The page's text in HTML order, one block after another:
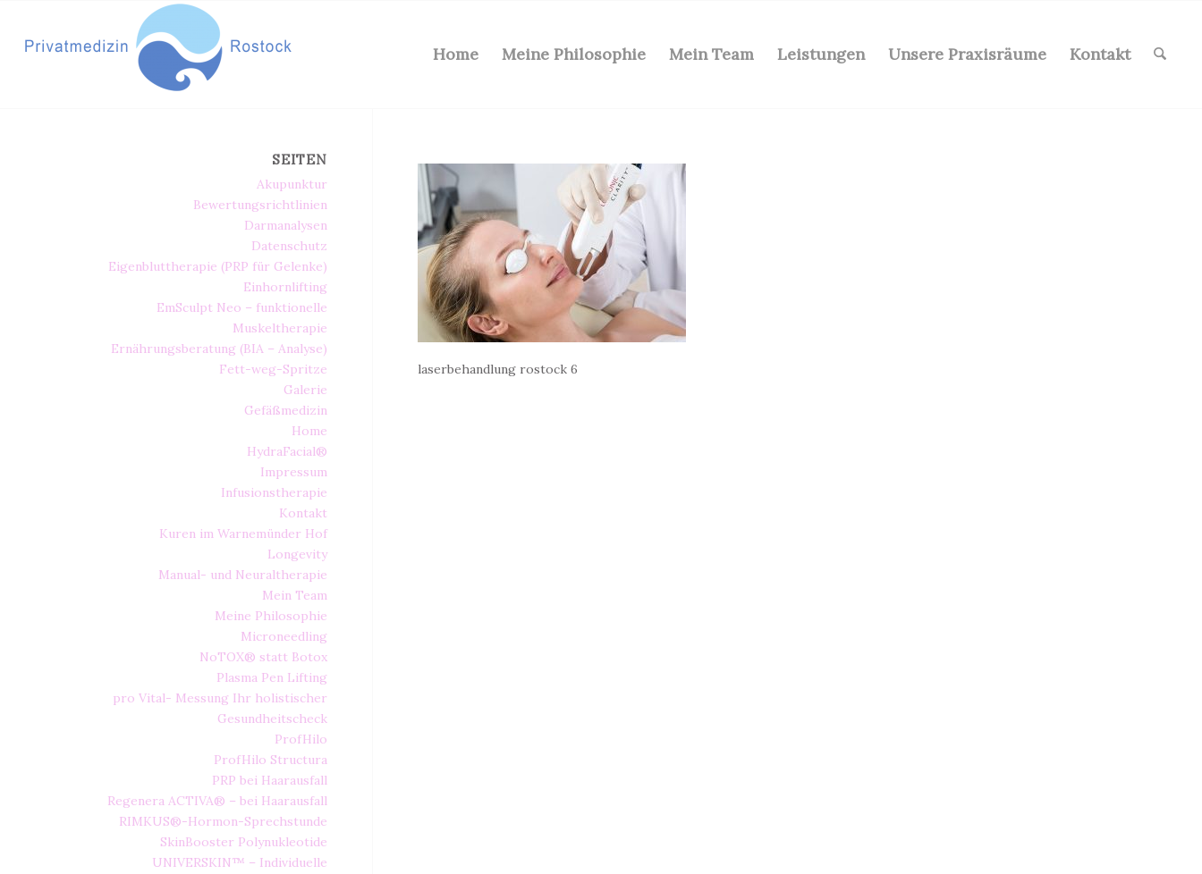
Home Meine Philosophie Mein Team Leistungen Unsere Praxisräume Kontakt
laserbehandlung rostock 6
SEITEN
Akupunktur
Bewertungsrichtlinien
Darmanalysen
Datenschutz
Eigenbluttherapie (PRP für Gelenke)
Einhornlifting
EmSculpt Neo – funktionelle
Muskeltherapie
Ernährungsberatung (BIA – Analyse)
Fett-weg-Spritze
Galerie
Gefäßmedizin
Home
HydraFacial®
Impressum
Infusionstherapie
Kontakt
Kuren im Warnemünder Hof
Longevity
Manual- und Neuraltherapie
Mein Team
Meine Philosophie
Microneedling
NoTOX® statt Botox
Plasma Pen Lifting
pro Vital- Messung Ihr holistischer
Gesundheitscheck
ProfHilo
ProfHilo Structura
PRP bei Haarausfall
Regenera ACTIVA® – bei Haarausfall
RIMKUS®-Hormon-Sprechstunde
SkinBooster Polynukleotide
UNIVERSKIN™ – Individuelle